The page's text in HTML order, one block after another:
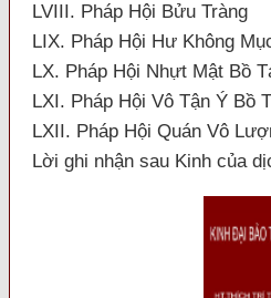
LVIII. Pháp Hội Bửu Tràng
LIX. Pháp Hội Hư Không
LX. Pháp Hội Nhựt Mật Bồ
LXI. Pháp Hội Vô Tận Ý Bồ
LXII. Pháp Hội Quán Vô
Lời ghi nhận sau Kinh của